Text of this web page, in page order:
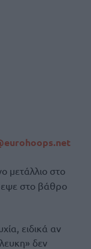
eurohoops.net
μετάλλιο στο
στο βάθρο
ειδικά αν
δεν